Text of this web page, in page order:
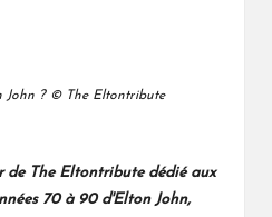
John ? © The Eltontribute
de The Eltontributedédié aux
70 à 90 d'Elton John,